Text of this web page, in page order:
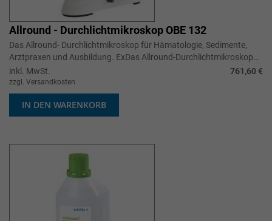
Allround - Durchlichtmikroskop OBE 132
Das Allround- Durchlichtmikroskop für Hämatologie, Sedimente,
Arztpraxen und Ausbildung. ExDas Allround-Durchlichtmikroskop
für Hämatologie, S...
inkl. MwSt. 761,60 €
zzgl. Versandkosten
IN DEN WARENKORB